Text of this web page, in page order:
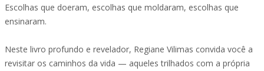
Escolhas que doeram, escolhas que moldaram, escolhas que
ensinaram.
Neste livro profundo e revelador, Regiane Vilimas convida você a
revisitar os caminhos da vida — aqueles trilhados com a própria